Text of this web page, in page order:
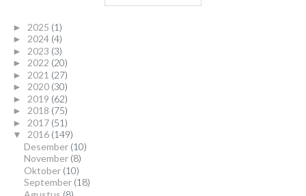
► 2025 (1)
► 2024 (4)
► 2023 (3)
► 2022 (20)
► 2021 (27)
► 2020 (30)
► 2019 (62)
► 2018 (75)
► 2017 (51)
▼ 2016 (149)
Desember (10)
November (8)
Oktober (10)
September (18)